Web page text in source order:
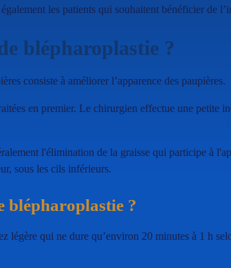
les patients qui souhaitent bénéficier de
blépharoplastie ?
consiste à améliorer l’apparence des paupières.
en premier. Le chirurgien effectue une petite
l'élimination de la graisse qui participe à
sous les cils inférieurs.
blépharoplastie ?
légère qui ne dure qu’environ 20 minutes à 1 h